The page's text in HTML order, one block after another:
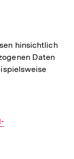
hinsichtlich
Daten